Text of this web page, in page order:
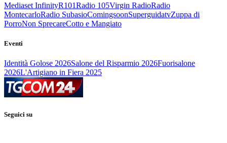
Mediaset InfinityR101Radio 105Virgin RadioRadio
MontecarloRadio SubasioComingsoonSuperguidatvZuppa di
PorroNon SprecareCotto e Mangiato
Eventi
Identità Golose 2026Salone del Risparmio 2026Fuorisalone
2026L'Artigiano in Fiera 2025
Seguici su